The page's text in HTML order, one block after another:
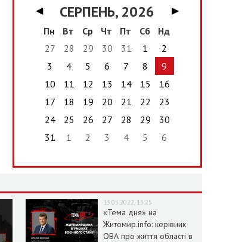
◀ СЕРПЕНЬ, 2026
▶
Пн
Вт Ср Чт Пт Сб
Нд
27
28 29 30 31 1
2
3
4 5 6 7 8
9
10
11 12 13 14 15
16
17
18 19 20 21 22
23
24
25 26 27 28 29
30
31
1 2 3 4 5 6
13.05.2022, 13:25
«Тема дня» на
Житомир.info: керівник
ОВА про життя області в